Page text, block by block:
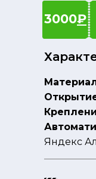
3000₽
Яндекс